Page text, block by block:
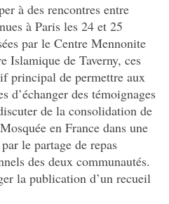
à des rencontres entre
à Paris les 24 et 25
par le Centre Mennonite
Islamique de Taverny, ces
principal de permettre aux
d’échanger des témoignages
de la consolidation de
en France dans une
le partage de repas
des deux communautés.
la publication d’un recueil